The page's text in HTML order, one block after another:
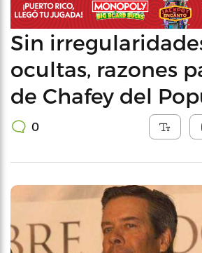
Sin
ocultas, razones
de Chafey del
0